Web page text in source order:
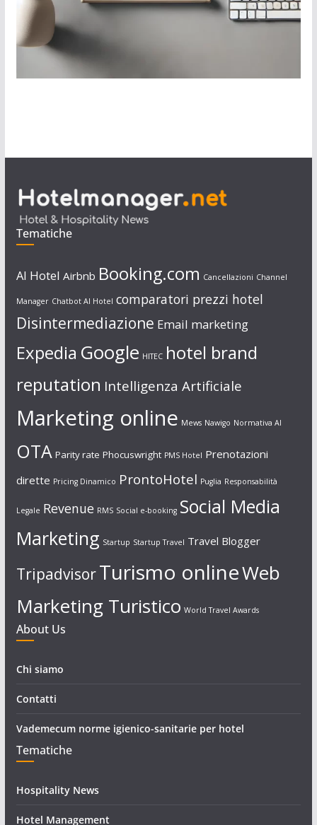
Tematiche
AI Hotel Airbnb Booking.com Cancellazioni Channel
Manager Chatbot AI Hotel comparatori prezzi hotel
Disintermediazione Email marketing
Expedia Google HITEC hotel brand
reputation Intelligenza Artificiale
Marketing online Mews Nawigo Normativa AI
OTA Parity rate Phocuswright PMS Hotel Prenotazioni
dirette Pricing Dinamico ProntoHotel Puglia Responsabilità
Legale Revenue RMS Social e-booking Social Media
Marketing Startup Startup Travel Travel Blogger
TripadvisorTurismo onlineWeb
Marketing Turistico World Travel Awards
About Us
Chi siamo
Contatti
Vademecum norme igienico-sanitarie per hotel
Tematiche
Hospitality News
Hotel Management